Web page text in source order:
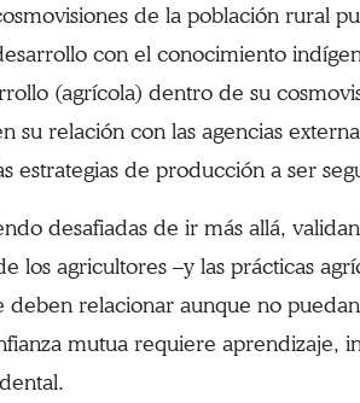
de la población rural
con el conocimiento
(agrícola) dentro de su
su relación con las agencias
estrategias de producción a ser
desafiadas de ir más allá,
los agricultores –y las prácticas
deben relacionar aunque no
mutua requiere aprendizaje,